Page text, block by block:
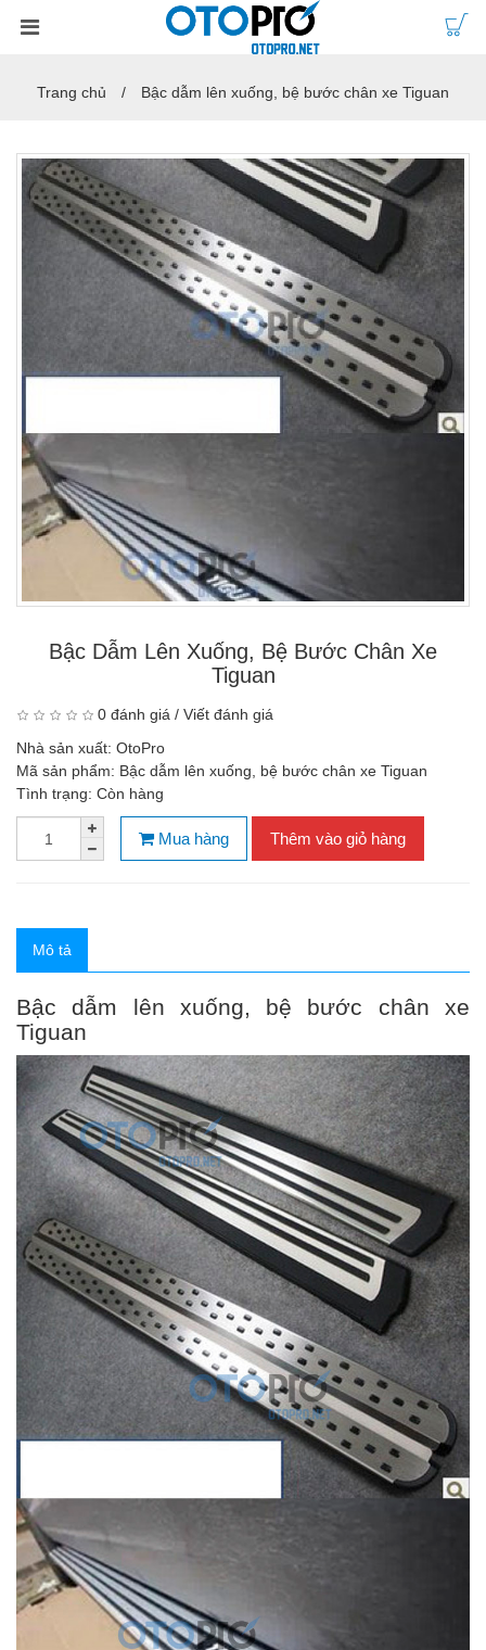
Trang chủ Bậc dẫm lên xuống, bệ bước chân xe Tiguan
Bậc Dẫm Lên Xuống, Bệ Bước Chân Xe
Tiguan
0 đánh giá / Viết đánh giá
Nhà sản xuất: OtoPro
Mã sản phẩm: Bậc dẫm lên xuống, bệ bước chân xe Tiguan
Tình trạng: Còn hàng
Mua hàng Thêm vào giỏ hàng
Mô tả
Bậc dẫm lên xuống, bệ bước chân xe
Tiguan